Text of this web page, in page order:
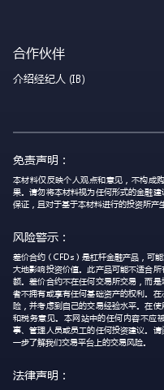
合作伙伴
介绍经纪人 (IB)
免责声明：
本材料仅反映个人观点和意见，不构成
果。请勿将本材料视为任何形式的金融
保证，且对于基于本材料进行的投资所产
风险警示：
差价合约（CFDs）是杠杆金融产品，可
大地影响投资价值。此产品可能不适合
额。差价合约不在任何交易所交易，而
者不拥有或享有任何基础资产的权利。
险，并考虑到自己的交易经验水平。在
和税务意见。本网站中的任何内容不应
事、管理人员或员工的任何投资建议。
一步了解我们交易平台上的交易风险。
法律声明：